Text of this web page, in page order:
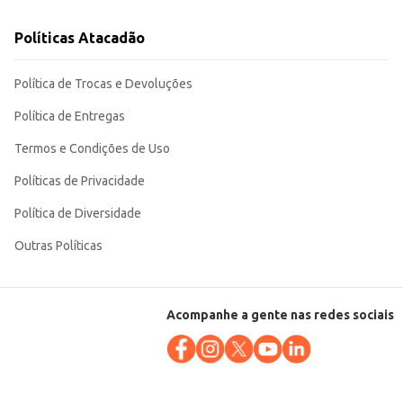
Políticas Atacadão
Política de Trocas e Devoluções
Política de Entregas
Termos e Condições de Uso
Políticas de Privacidade
Política de Diversidade
Outras Políticas
Acompanhe a gente nas redes sociais